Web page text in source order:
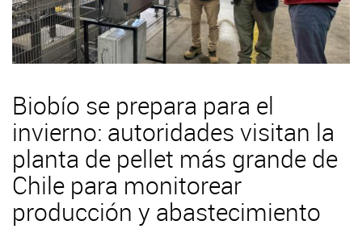
Biobío se prepara para el
invierno: autoridades visitan la
planta de pellet más grande de
Chile para monitorear
producción y abastecimiento